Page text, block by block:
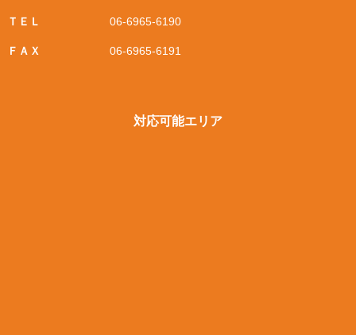
ＴＥＬ 06-6965-6190
ＦＡＸ 06-6965-6191
対応可能エリア